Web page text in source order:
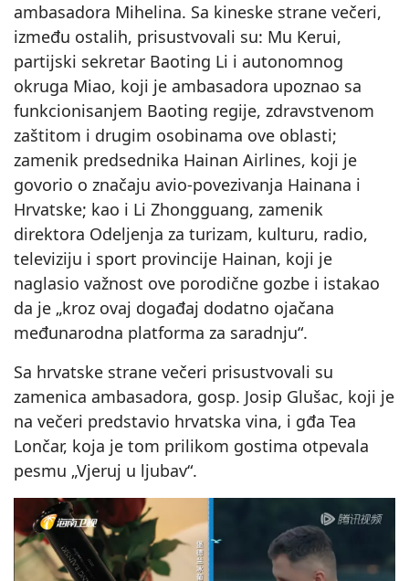
ambasadora Mihelina. Sa kineske strane večeri,
između ostalih, prisustvovali su: Mu Kerui,
partijski sekretar Baoting Li i autonomnog
okruga Miao, koji je ambasadora upoznao sa
funkcionisanjem Baoting regije, zdravstvenom
zaštitom i drugim osobinama ove oblasti;
zamenik predsednika Hainan Airlines, koji je
govorio o značaju avio‑povezivanja Hainana i
Hrvatske; kao i Li Zhongguang, zamenik
direktora Odeljenja za turizam, kulturu, radio,
televiziju i sport provincije Hainan, koji je
naglasio važnost ove porodične gozbe i istakao
da je „kroz ovaj događaj dodatno ojačana
međunarodna platforma za saradnju“.
Sa hrvatske strane večeri prisustvovali su
zamenica ambasadora, gosp. Josip Glušac, koji je
na večeri predstavio hrvatska vina, i gđa Tea
Lončar, koja je tom prilikom gostima otpevala
pesmu „Vjeruj u ljubav“.